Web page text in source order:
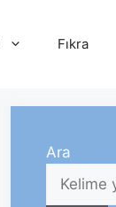
Fıkra
Ara